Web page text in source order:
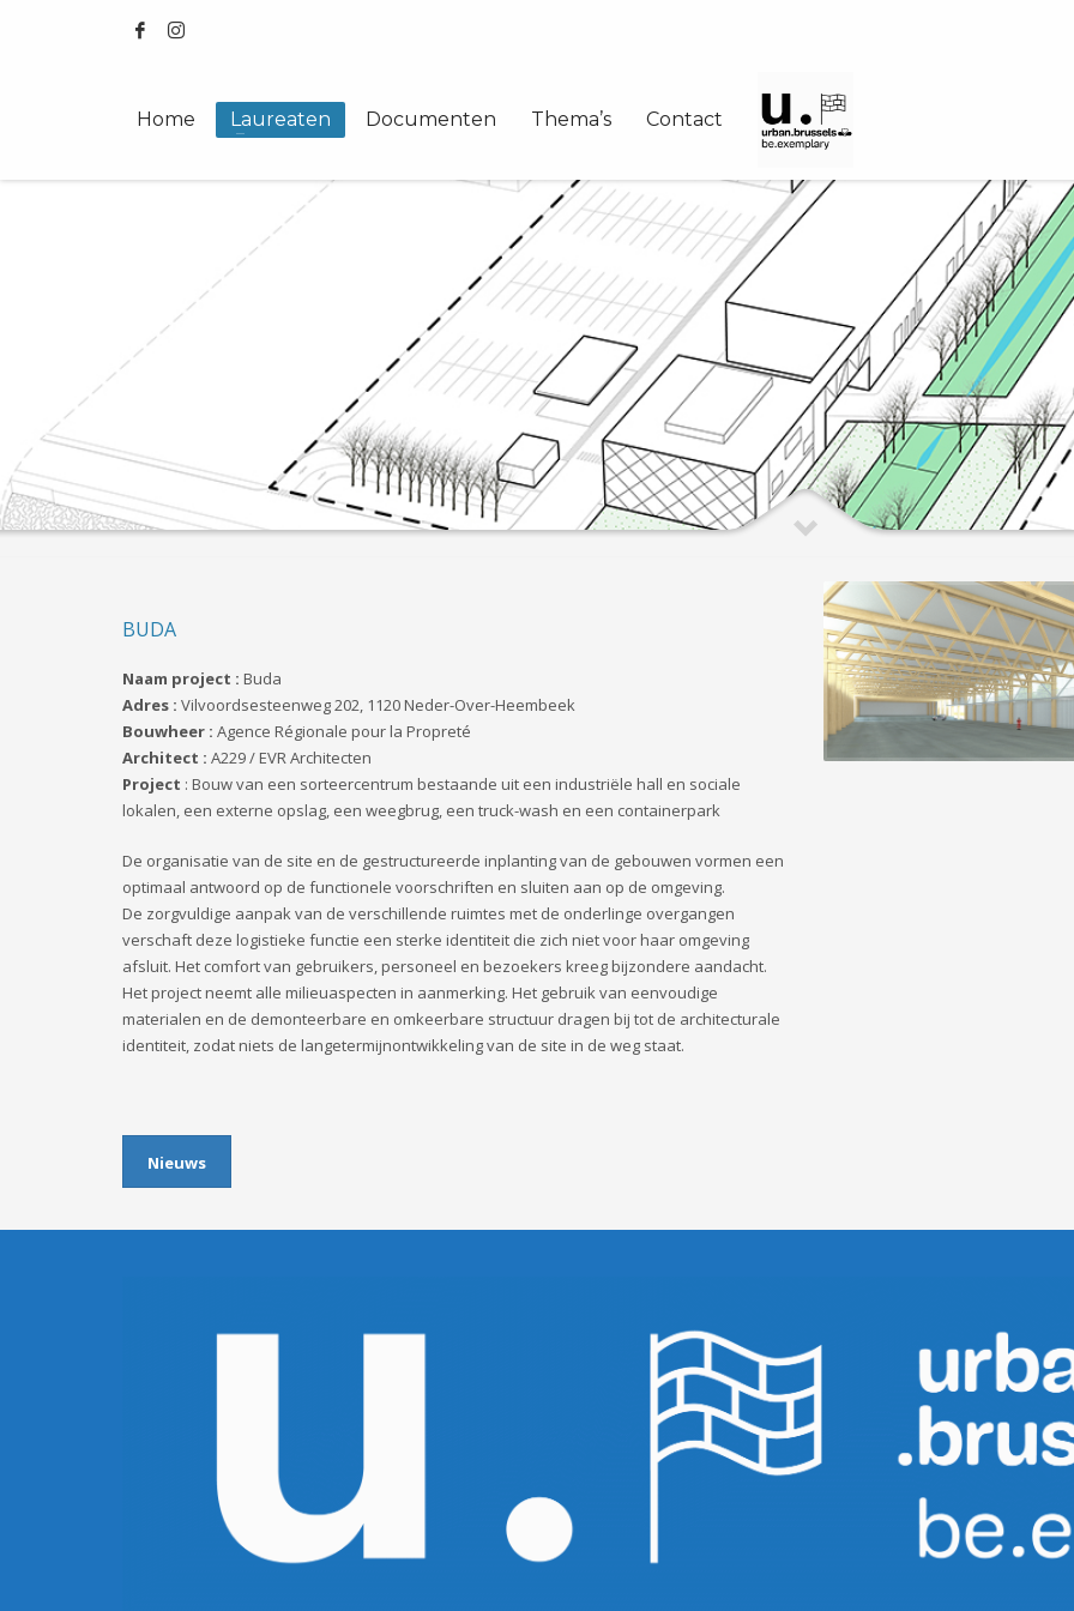
Home Laureaten Documenten Thema’s Contact
BUDA
Naam project : Buda
Adres : Vilvoordsesteenweg 202, 1120 Neder-Over-Heembeek
Bouwheer : Agence Régionale pour la Propreté
Architect : A229 / EVR Architecten
Project : Bouw van een sorteercentrum bestaande uit een industriële hall en sociale
lokalen, een externe opslag, een weegbrug, een truck-wash en een containerpark
De organisatie van de site en de gestructureerde inplanting van de gebouwen vormen een
optimaal antwoord op de functionele voorschriften en sluiten aan op de omgeving.
De zorgvuldige aanpak van de verschillende ruimtes met de onderlinge overgangen
verschaft deze logistieke functie een sterke identiteit die zich niet voor haar omgeving
afsluit. Het comfort van gebruikers, personeel en bezoekers kreeg bijzondere aandacht.
Het project neemt alle milieuaspecten in aanmerking. Het gebruik van eenvoudige
materialen en de demonteerbare en omkeerbare structuur dragen bij tot de architecturale
identiteit, zodat niets de langetermijnontwikkeling van de site in de weg staat.
Nieuws